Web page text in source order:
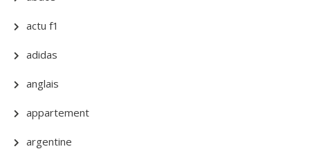
actu f1
adidas
anglais
appartement
argentine